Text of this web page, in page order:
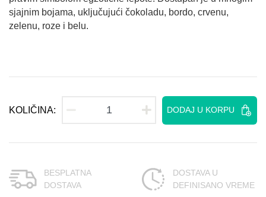
sjajnim bojama, uključujući čokoladu, bordo, crvenu,
zelenu, roze i belu.
KOLIČINA: DODAJ U KORPU
BESPLATNA
DOSTAVA
DOSTAVA U
DEFINISANO VREME